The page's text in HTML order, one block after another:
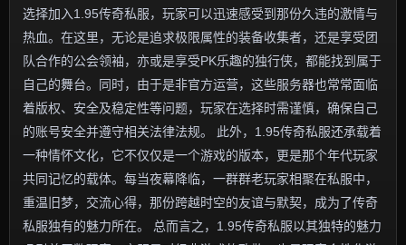
选择加入1.95传奇私服，玩家可以迅速感受到那份久违的激情与
热血。在这里，无论是追求极限属性的装备收集者，还是享受团
队合作的公会领袖，亦或是享受PK乐趣的独行侠，都能找到属于
自己的舞台。同时，由于是非官方运营，这些服务器也常常面临
着版权、安全及稳定性等问题，玩家在选择时需谨慎，确保自己
的账号安全并遵守相关法律法规。 此外，1.95传奇私服还承载着
一种情怀文化，它不仅仅是一个游戏的版本，更是那个年代玩家
共同记忆的载体。每当夜幕降临，一群群老玩家相聚在私服中，
重温旧梦，交流心得，那份跨越时空的友谊与默契，成为了传奇
私服独有的魅力所在。 总而言之，1.95传奇私服以其独特的魅力